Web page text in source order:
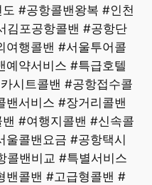
#공항콜밴왕복 #인천
김포공항콜밴 #공항단
여행콜밴 #서울투어콜
예약서비스 #특급호텔
시트콜밴 #공항접수콜
밴서비스 #장거리콜밴
#여행지콜밴 #신속콜
콜밴요금 #공항택시
콜밴비교 #특별서비스
밴콜밴 #고급형콜밴 #